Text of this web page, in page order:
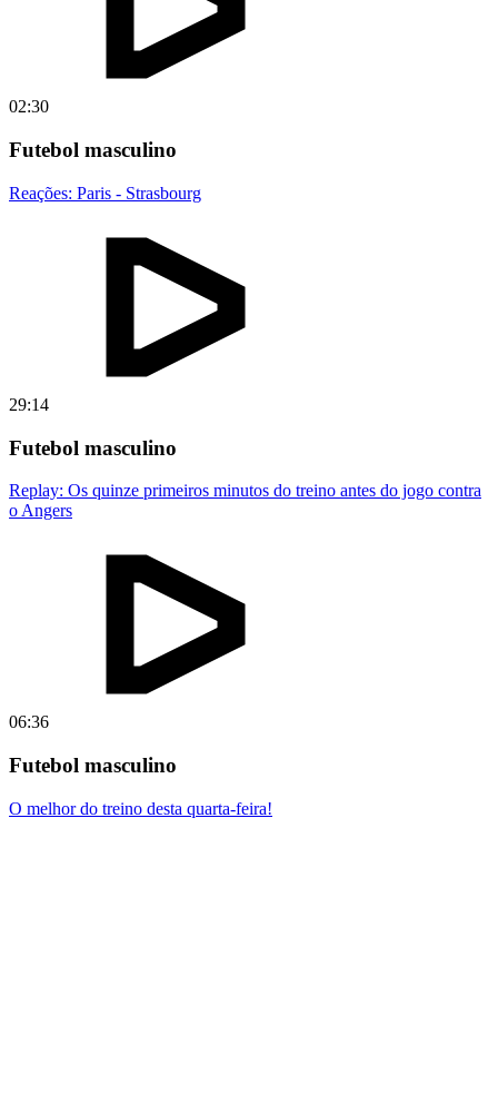
02:30
Futebol masculino
Reações: Paris - Strasbourg
29:14
Futebol masculino
Replay: Os quinze primeiros minutos do treino antes do jogo contra
o Angers
06:36
Futebol masculino
O melhor do treino desta quarta-feira!